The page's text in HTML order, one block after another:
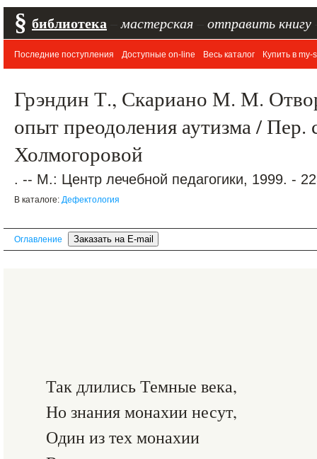
§ библиотека мастерская отправить книгу
Последние поступления Доступные on-line Весь каталог Купить в my-
Грэндин Т., Скариано М. М.
опыт преодоления аутизма / Пер.
Холмогоровой
. -- М.: Центр лечебной педагогики, 1999. -
В каталоге: Дефектология
Оглавление
Так длились Темные века,
Но знания монахии несут,
Один из тех монахии